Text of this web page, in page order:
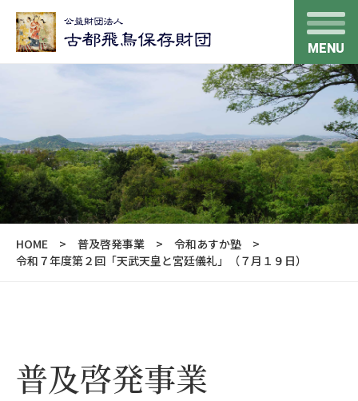
MENU
HOME 普及啓発事業
令和あすか塾
令和７年度第２回「天武天皇と宮廷儀礼」（７月１９日）
普及啓発事業